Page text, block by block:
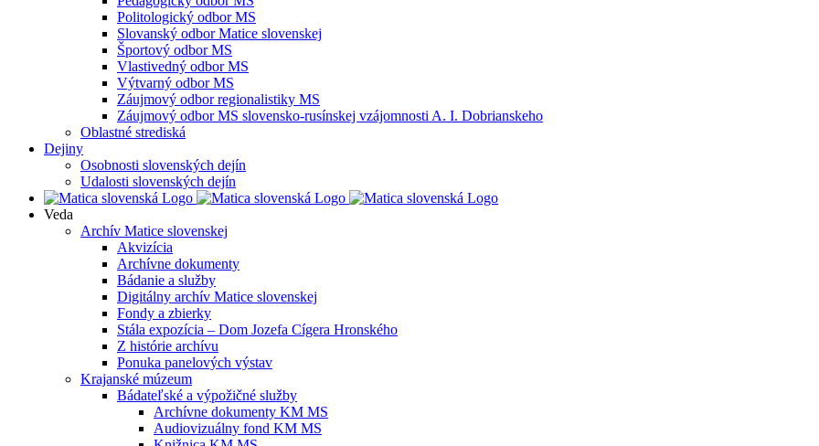
Politologický odbor MS
Slovanský odbor Matice slovenskej
Športový odbor MS
Vlastivedný odbor MS
Výtvarný odbor MS
Záujmový odbor regionalistiky MS
Záujmový odbor MS slovensko-rusínskej vzájomnosti A. I. Dobrianskeho
Oblastné strediská
Dejiny
Osobnosti slovenských dejín
Udalosti slovenských dejín
Veda
Archív Matice slovenskej
Akvizícia
Archívne dokumenty
Bádanie a služby
Digitálny archív Matice slovenskej
Fondy a zbierky
Stála expozícia – Dom Jozefa Cígera Hronského
Z histórie archívu
Ponuka panelových výstav
Krajanské múzeum
Bádateľské a výpožičné služby
Archívne dokumenty KM MS
Audiovizuálny fond KM MS